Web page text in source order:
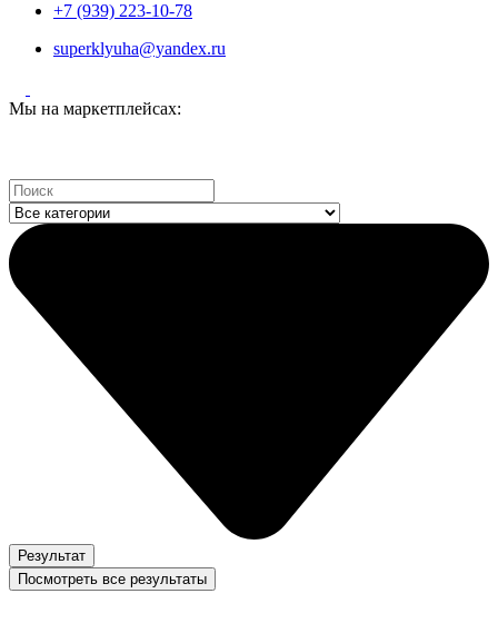
+7 (939) 223-10-78
superklyuha@yandex.ru
Мы на маркетплейсах:
Search
...
Результат
Посмотреть все результаты